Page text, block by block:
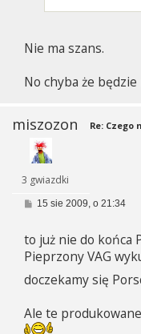
Nie ma szans.
No chyba że
miszozon
3 gwiazdki
Re: Czego
P
t
15 sie 2009, o 21:34
to już nie do końca
Pieprzony VAG
doczekamy się
Ale te